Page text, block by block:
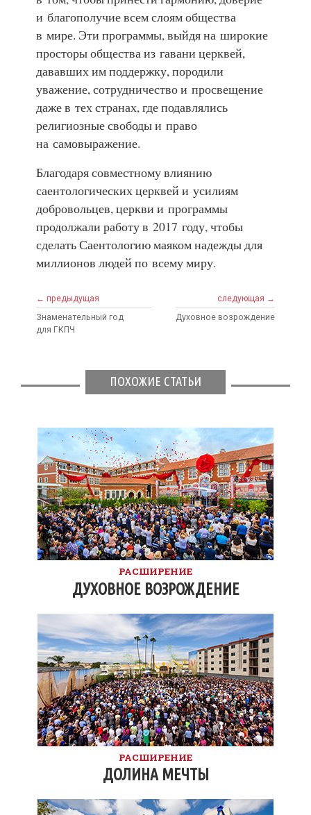
и благополучие всем слоям общества
в мире. Эти программы, выйдя на широкие
просторы общества из гавани церквей,
дававших им поддержку, породили
уважение, сотрудничество и просвещение
даже в тех странах, где подавлялись
религиозные свободы и право
на самовыражение.
Благодаря совместному влиянию
саентологических церквей и усилиям
добровольцев, церкви и программы
продолжали работу в 2017 году, чтобы
сделать Саентологию маяком надежды для
миллионов людей по всему миру.
← предыдущая
Знаменательный год
для ГКПЧ
следующая →
Духовное возрождение
ПОХОЖИЕ СТАТЬИ
РАСШИРЕНИЕ
ДУХОВНОЕ ВОЗРОЖДЕНИЕ
РАСШИРЕНИЕ
ДОЛИНА МЕЧТЫ